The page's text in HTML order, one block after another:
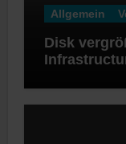
Allgemein
Disk